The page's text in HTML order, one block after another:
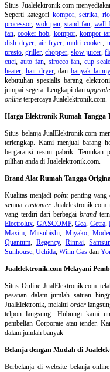
Situs Jualelektronik.com
Seperti kategori kompor,setrika,
processor,wok pan,stand fan,wall
fan,cooker hob, kompor, kompor
dish dryer,air fryer,multi cooker,
presto,griller,chopper,slow juicer,
cuci, auto fan, sirocco fan,cup
heater, hair dryer, dan banyak
kebutuhan spesialis barang
jumpai segera. Lengkapi danupgrade
online terpercaya Jualelektronik.com.
Harga Elektronik Rumah Tangga
Situs belanjaJualElektronik.com
terlengkap. Kami menjual barang
bergaransi resmi pabrik. Temukan
pilihan anda di Jualelektronik.com.
Brand Alat Rumah Tangga
Kualitas menjadipointpenting yang
semua customer.
yang terdiri dari berbagai brand
Electrolux, GASCOMP,Gea, Getra,
Maxim,Mitsubishi, Miyako,
Quantum, Regency, Rinnai,
Sunhouse, Uchida, Winn Gas dan
Jualelektronik.com Melayani
Situs Online JualElektronik.com
pesanan dalam jumlah satuan
JualElektronik, melalui order
telpon langsung. Hubungi kami
pembelian Corporate atau tender.
dalam jumlah banyak
Belanja dengan Mudah di
Berbelanja diwebsite belanja online